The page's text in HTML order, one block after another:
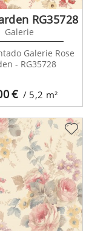
€ / 5,2 m²
RG35728
Galerie
Galerie Rose
- RG35728